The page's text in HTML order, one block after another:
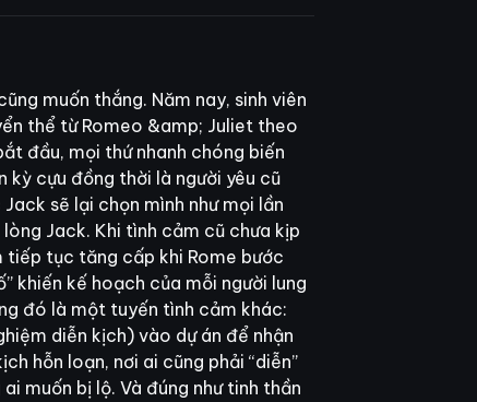
muốn thắng. Năm nay, sinh viên
thể từ Romeo &amp; Juliet theo
đầu, mọi thứ nhanh chóng biến
cựu đồng thời là người yêu cũ
sẽ lại chọn mình như mọi lần
Jack. Khi tình cảm cũ chưa kịp
tiếp tục tăng cấp khi Rome bước
khiến kế hoạch của mỗi người lung
đó là một tuyến tình cảm khác:
diễn kịch) vào dự án để nhận
hỗn loạn, nơi ai cũng phải “diễn”
muốn bị lộ. Và đúng như tinh thần